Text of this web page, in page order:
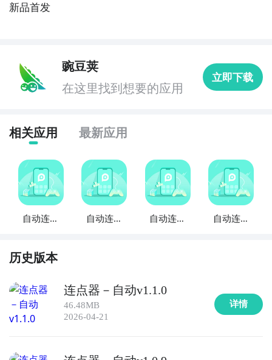
新品首发
豌豆荚
在这里找到想要的应用
立即下载
相关应用 最新应用
自动连点
自动连点
自动连点
自动连点
历史版本
连点器－自动v1.1.0
46.48MB
2026-04-21
详情